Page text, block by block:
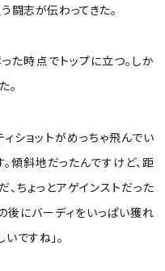
闘志が伝わってきた。
た時点でトップに立つ。しか
。
ショットがめっちゃ飛んでい
傾斜地だったんですけど、距
ちょっとアゲインストだった
後にバーディをいっぱい獲れ
ですね」。